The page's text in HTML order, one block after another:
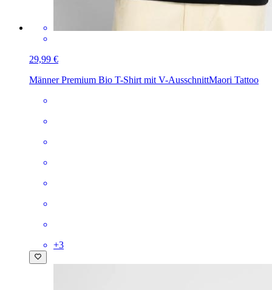
29,99 €
Männer Premium Bio T-Shirt mit V-AusschnittMaori Tattoo
+3